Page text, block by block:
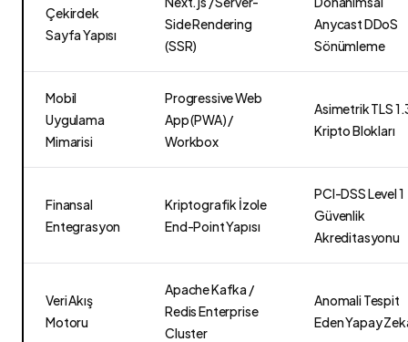
Çekirdek
Sayfa Yapısı
Side Rendering
(SSR)
Anycast DDoS
Sönümleme
Mobil
Uygulama
Mimarisi
Progressive Web
App (PWA) /
Workbox
Asimetrik TLS
Kripto Blokları
Finansal
Entegrasyon
Kriptografik İzole
End-Point Yapısı
PCI-DSS Level 1
Güvenlik
Akreditasyonu
Veri Akış
Motoru
Apache Kafka /
Redis Enterprise
Cluster
Anomali Tespit
Eden Yapay